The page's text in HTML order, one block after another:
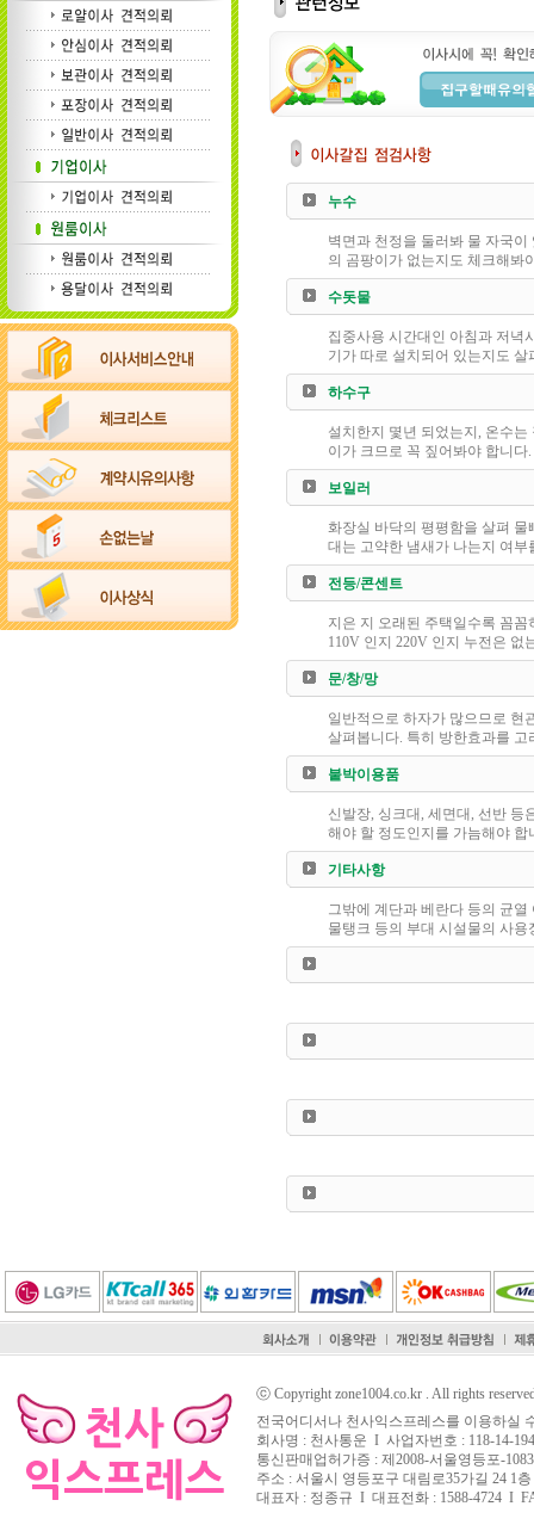
누수
벽면과 천정을 둘러봐 물 자국
의 곰팡이가 없는지도 체크해봐
수돗물
집중사용 시간대인 아침과 저녁
기가 따로 설치되어 있는지도 살
하수구
설치한지 몇년 되었는지, 온수
이가 크므로 꼭 짚어봐야 합니다.
보일러
화장실 바닥의 평평함을 살펴
대는 고약한 냄새가 나는지 여
전등/콘센트
지은 지 오래된 주택일수록 꼼꼼
110V 인지 220V 인지 누전은
문/창/망
일반적으로 하자가 많으므로 현
살펴봅니다. 특히 방한효과를
붙박이용품
신발장, 싱크대, 세면대, 선반 등
해야 할 정도인지를 가늠해야 합
기타사항
그밖에 계단과 베란다 등의 균
물탱크 등의 부대 시설물의 사
ⓒ Copyright zone1004.co.kr . All rights
전국어디서나 천사익스프레스를 이용하실
회사명 : 천사통운 I 사업자번호 : 118-14-
통신판매업허가증 : 제2008-서울영등포-
주소 : 서울시 영등포구 대림로35가길 24 1
대표자 : 정종규 I 대표전화 : 1588-4724 I